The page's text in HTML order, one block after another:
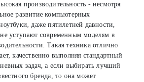
производительность - несмотря
развитие компьютерных
даже пятилетней давности,
уступают современным моделям в
Такая техника отлично
качественно выполняя стандартный
задач, а если выбирать лучший
бренда, то она может